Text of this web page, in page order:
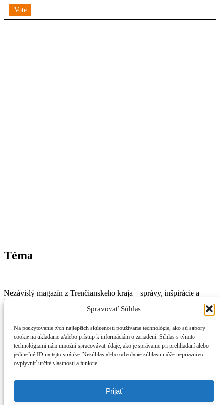
Spravovať Súhlas
Na poskytovanie tých najlepších skúseností používame technológie, ako sú súbory
cookie na ukladanie a/alebo prístup k informáciám o zariadení. Súhlas s týmito
technológiami nám umožní spracovávať údaje, ako je správanie pri prehliadaní alebo
jedinečné ID na tejto stránke. Nesúhlas alebo odvolanie súhlasu môže nepriaznivo
ovplyvniť určité vlastnosti a funkcie.
Prijať
Vote
Téma
Nezávislý magazín z Trenčianskeho kraja – správy, inšpirácie a
život v regióne.
🧾Právne informácie
🔒Ochrana osobných údajov
🍪Zásady používania cookies
⚠️ Vylúčenie zodpovednosti
: Sviatok, ktorý nie je sviatkom: 8. máj prináša firmám chaos aj